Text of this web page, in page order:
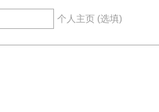
个人主页 (选填)